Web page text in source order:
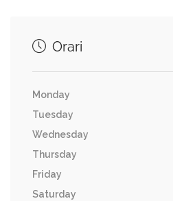
Orari
Monday
Tuesday
Wednesday
Thursday
Friday
Saturday